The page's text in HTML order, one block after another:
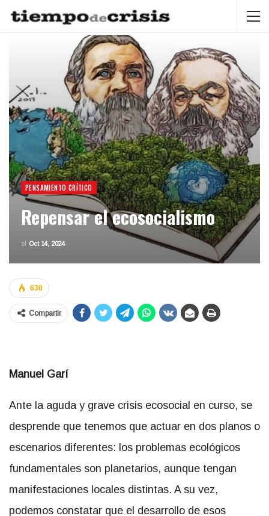
PENSAMIENTO CRÍTICO
Repensar el ecosocialismo
el Oct 14, 2024
630
Compartir
Manuel Garí
Ante la aguda y grave crisis ecosocial en curso, se
desprende que tenemos que actuar en dos planos o
escenarios diferentes: los problemas ecológicos
fundamentales son planetarios, aunque tengan
manifestaciones locales distintas. A su vez,
podemos constatar que el desarrollo de esos